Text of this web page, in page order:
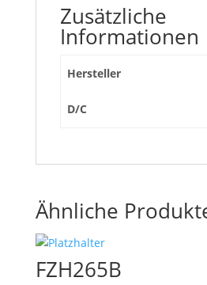
Zusätzliche
Informationen
Hersteller
D/C
Ähnliche
FZH265B